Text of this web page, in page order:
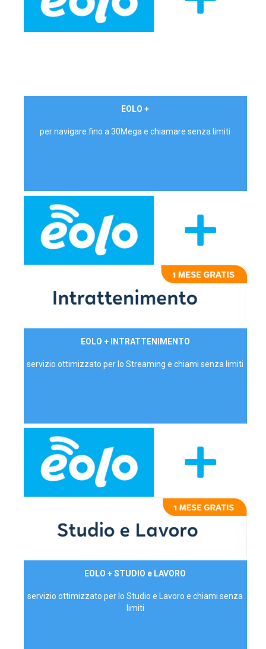
EOLO +
per navigare fino a 30Mega e chiamare senza limiti
EOLO + INTRATTENIMENTO
servizio ottimizzato per lo Streaming e chiami senza limiti
EOLO + STUDIO e LAVORO
servizio ottimizzato per lo Studio e Lavoro e chiami senza
limiti